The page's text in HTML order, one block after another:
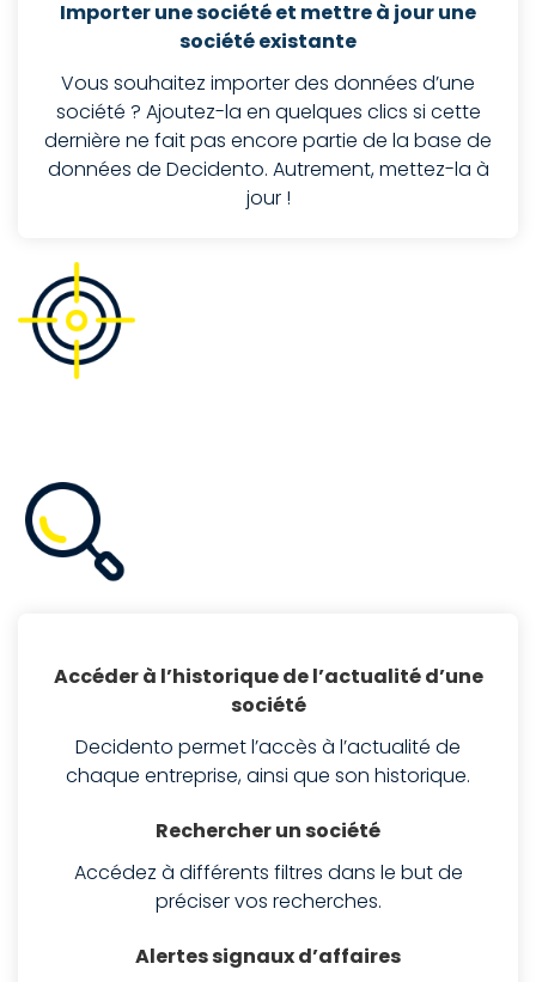
Importer une société et mettre à jour une
société existante
Vous souhaitez importer des données d’une
société ? Ajoutez-la en quelques clics si cette
dernière ne fait pas encore partie de la base de
données de Decidento. Autrement, mettez-la à
jour !
Accéder à l’historique de l’actualité d’une
société
Decidento permet l’accès à l’actualité de
chaque entreprise, ainsi que son historique.
Rechercher un société
Accédez à différents filtres dans le but de
préciser vos recherches.
Alertes signaux d’affaires